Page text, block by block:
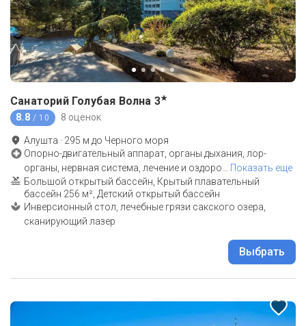
Санаторий Голубая Волна 3★
8.8 / 10 8 оценок
Алушта · 295 м до Черного моря
Опорно-двигательный аппарат, органы дыхания, лор-
органы, нервная система, лечение и оздоро
Показать еще
Большой открытый бассейн, Крытый плавательный
бассейн 256 м², Детский открытый бассейн
Инверсионный стол, лечебные грязи сакского озера,
сканирующий лазер
Выбрать